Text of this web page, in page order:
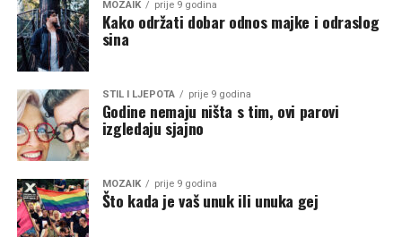
MOZAIK prije 9 godina
Kako održati dobar odnos majke i odraslog
sina
STIL I LJEPOTA prije 9 godina
Godine nemaju ništa s tim, ovi parovi
izgledaju sjajno
MOZAIK prije 9 godina
Što kada je vaš unuk ili unuka gej